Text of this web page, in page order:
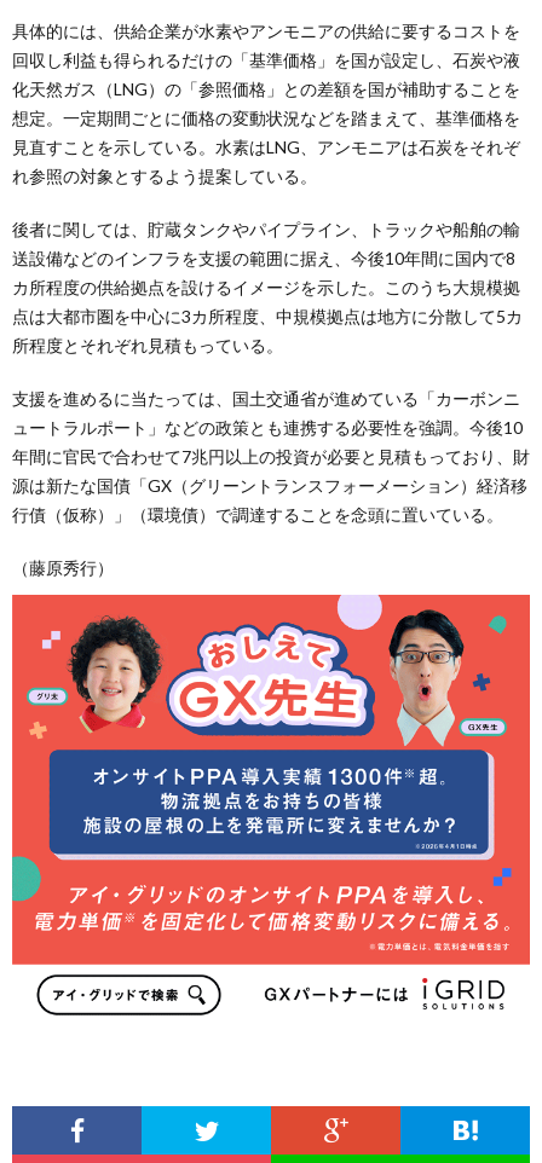
具体的には、供給企業が水素やアンモニアの供給に要するコストを
回収し利益も得られるだけの「基準価格」を国が設定し、石炭や液
化天然ガス（LNG）の「参照価格」との差額を国が補助することを
想定。一定期間ごとに価格の変動状況などを踏まえて、基準価格を
見直すことを示している。水素はLNG、アンモニアは石炭をそれぞ
れ参照の対象とするよう提案している。
後者に関しては、貯蔵タンクやパイプライン、トラックや船舶の輸
送設備などのインフラを支援の範囲に据え、今後10年間に国内で8
カ所程度の供給拠点を設けるイメージを示した。このうち大規模拠
点は大都市圏を中心に3カ所程度、中規模拠点は地方に分散して5カ
所程度とそれぞれ見積もっている。
支援を進めるに当たっては、国土交通省が進めている「カーボンニ
ュートラルポート」などの政策とも連携する必要性を強調。今後10
年間に官民で合わせて7兆円以上の投資が必要と見積もっており、財
源は新たな国債「GX（グリーントランスフォーメーション）経済移
行債（仮称）」（環境債）で調達することを念頭に置いている。
（藤原秀行）